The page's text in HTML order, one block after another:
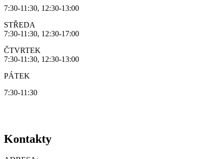
7:30-11:30, 12:30-13:00
STŘEDA
7:30-11:30, 12:30-17:00
ČTVRTEK
7:30-11:30, 12:30-13:00
PÁTEK
7:30-11:30
Kontakty